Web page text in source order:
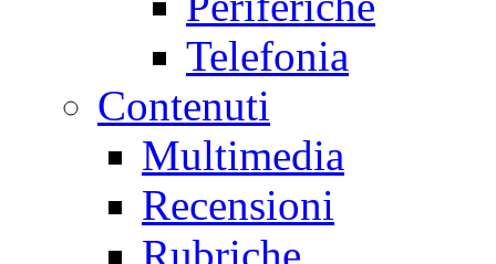
Telefonia
Contenuti
Multimedia
Recensioni